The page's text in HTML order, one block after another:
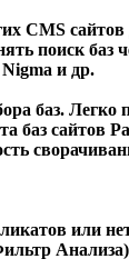
CMS сайтов
поиск баз
и др.
баз. Легко
баз сайтов
или